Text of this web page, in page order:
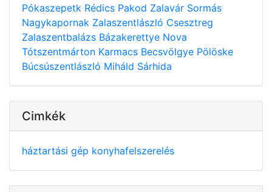
Pókaszepetk Rédics Pakod Zalavár Sormás
Nagykapornak Zalaszentlászló Csesztreg
Zalaszentbalázs Bázakerettye Nova
Tótszentmárton Karmacs Becsvölgye Pölöske
Búcsúszentlászló Miháld Sárhida
Cimkék
háztartási gép konyhafelszerelés